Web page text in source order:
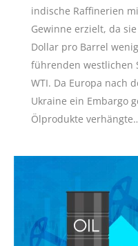
indische Raffinerien
Gewinne erzielt, da
Dollar pro Barrel
führenden westlichen
WTI. Da Europa nach
Ukraine ein Embargo
Ölprodukte